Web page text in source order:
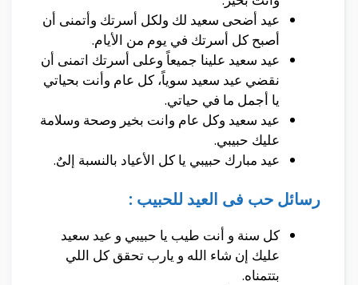
عيد أضحى سعيد لك ولكل أسرتك وأتمنى أن
أصبح كل أسرتك في يوم من الأيام.
عيد سعيد علينا جميعاً وعلى أسرتك اتمنى أن
نقضي عيد سعيد سوياً، كل عام وأنت بحياتي
يا أجمل ما في حياتي.
عيد سعيد وكل عام وانت بخير وصحة وسلامة
عليك حبيبي.
عيد مبارك حبيبي يا كل الأعياد بالنسبة إلىٌ.
رسائل حب فى العيد للحبيب :
كل سنة و أنت طيب يا حبيبي و عيد سعيد
عليك إن شاء الله و يارب تحقق كل اللي
بتتمناه.